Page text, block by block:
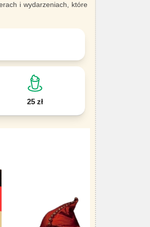
i wydarzeniach, które
25 zł